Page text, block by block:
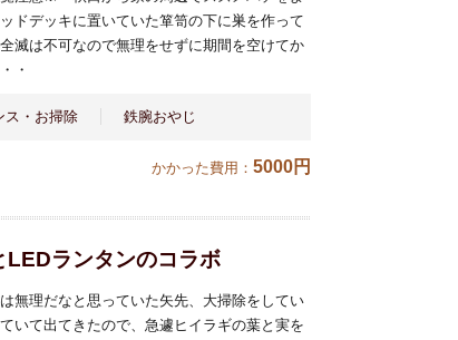
ドデッキに置いていた箪笥の下に巣を作って
滅は不可なので無理をせずに期間を空けてか
・
ス・お掃除 鉄腕おやじ
かかった費用： 5000円
LEDランタンのコラボ
無理だなと思っていた矢先、大掃除をしてい
いて出てきたので、急遽ヒイラギの葉と実を